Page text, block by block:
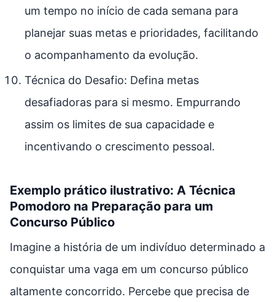
um tempo no início de cada semana para
planejar suas metas e prioridades, facilitando
o acompanhamento da evolução.
Técnica do Desafio: Defina metas
desafiadoras para si mesmo. Empurrando
assim os limites de sua capacidade e
incentivando o crescimento pessoal.
Exemplo prático ilustrativo: A Técnica
Pomodoro na Preparação para um
Concurso Público
Imagine a história de um indivíduo determinado a
conquistar uma vaga em um concurso público
altamente concorrido. Percebe que precisa de